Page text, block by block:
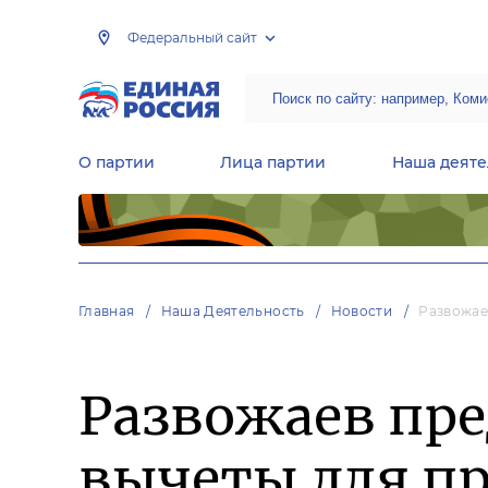
Федеральный сайт
О партии Лица партии Наша
Главная Наша Деятельность Новости
Развожаев